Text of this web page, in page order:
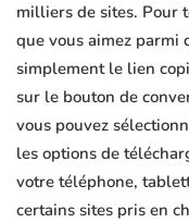
milliers de sites. Pour
que vous aimez parmi
simplement le lien
sur le bouton de
vous pouvez
les options de
votre téléphone,
certains sites pris en